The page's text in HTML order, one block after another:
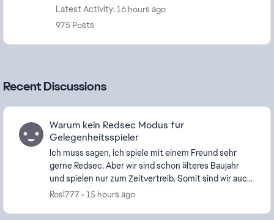
Latest Activity: 16 hours ago
975 Posts
Recent Discussions
Warum kein Redsec Modus für
Gelegenheitsspieler
Ich muss sagen, ich spiele mit einem Freund sehr
gerne Redsec. Aber wir sind schon älteres Baujahr
und spielen nur zum Zeitvertreib. Somit sind wir auch
nicht besonders gut, wenn auch nicht schlecht....
Rosl777 15 hours ago